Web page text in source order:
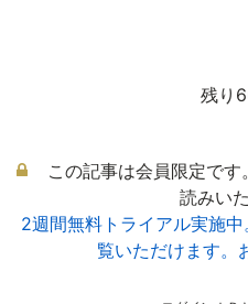
残り
この記事は会員限定で
読みい
2週間無料トライアル実施
覧いただけます。